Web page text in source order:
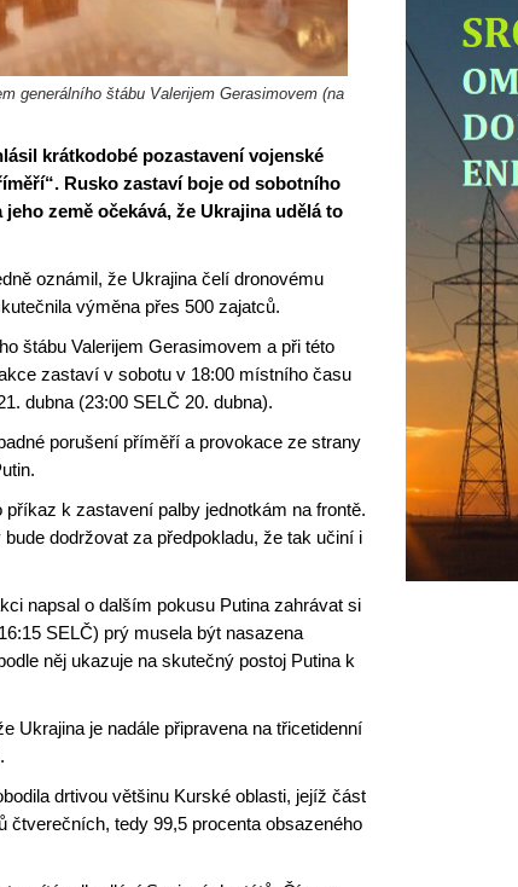
generálního štábu Valerijem Gerasimovem (na
krátkodobé pozastavení vojenské
Rusko zastaví boje od sobotního
země očekává, že Ukrajina udělá to
oznámil, že Ukrajina čelí dronovému
výměna přes 500 zajatců.
štábu Valerijem Gerasimovem a při této
zastaví v sobotu v 18:00 místního času
dubna (23:00 SELČ 20. dubna).
porušení příměří a provokace ze strany
k zastavení palby jednotkám na frontě.
dodržovat za předpokladu, že tak učiní i
napsal o dalším pokusu Putina zahrávat si
SELČ) prý musela být nasazena
něj ukazuje na skutečný postoj Putina k
Ukrajina je nadále připravena na třicetidenní
drtivou většinu Kurské oblasti, jejíž část
čtverečních, tedy 99,5 procenta obsazeného